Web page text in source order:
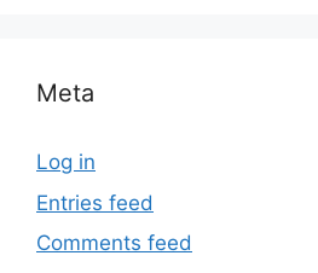
Meta
Log in
Entries feed
Comments feed